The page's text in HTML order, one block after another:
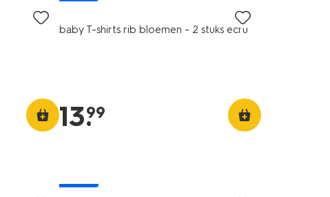
baby T-shirts rib bloemen - 2 stuks ecru
13.
99